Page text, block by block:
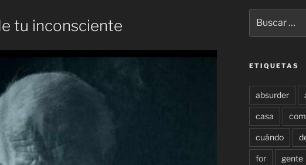
tu inconsciente
por:
ETIQUETAS
absurder
casa
cuándo
for gente